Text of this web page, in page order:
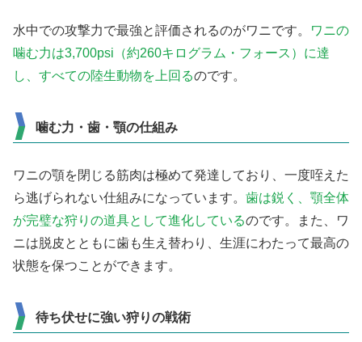
水中での攻撃力で最強と評価されるのがワニです。
ワニの
噛む力は3,700psi（約260キログラム・フォース）に達
し、すべての陸生動物を上回るのです。
噛む力・歯・顎の仕組み
ワニの顎を閉じる筋肉は極めて発達しており、一度咥えた
ら逃げられない仕組みになっています。 歯は鋭く、顎全体
が完璧な狩りの道具として進化しているのです。また、ワ
ニは脱皮とともに歯も生え替わり、生涯にわたって最高の
状態を保つことができます。
待ち伏せに強い狩りの戦術